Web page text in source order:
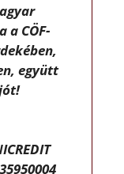
a CÖF-
együtt